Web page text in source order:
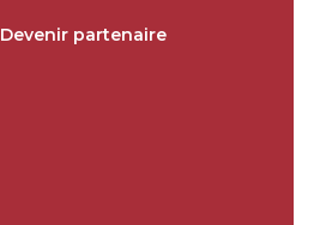
Devenir partenaire